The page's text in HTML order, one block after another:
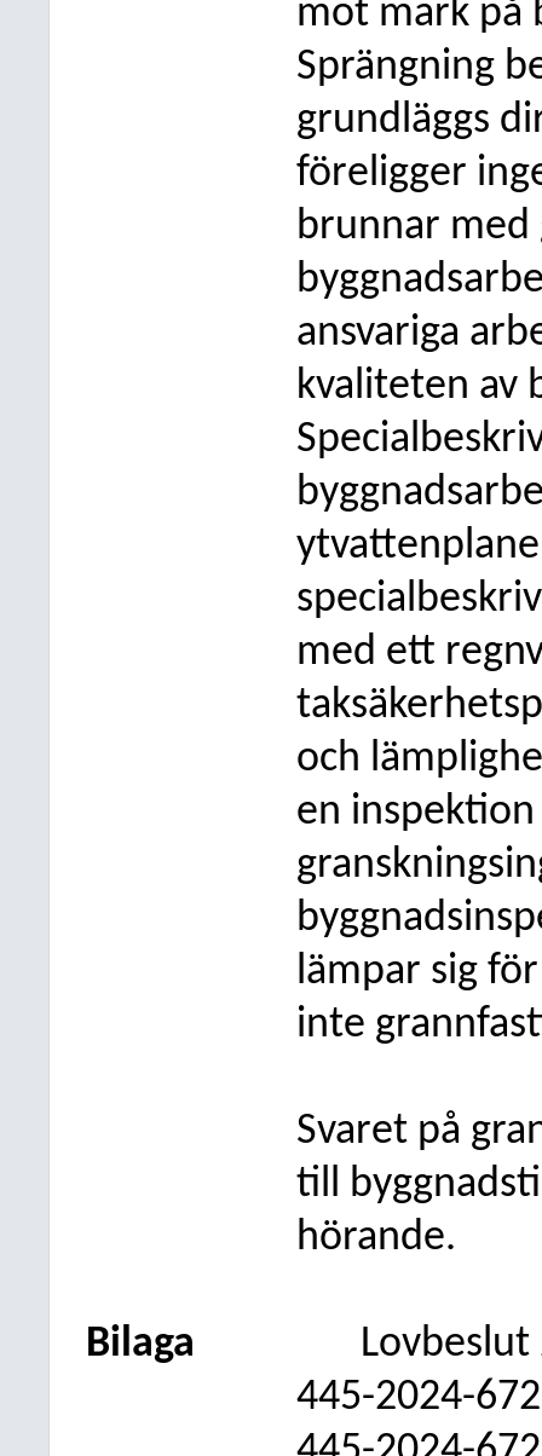
mot mark på
Sprängning
grundläggs
föreligger
brunnar
ansvariga
kvaliteten av
med ett
och
en
lämpar sig
inte
Svaret på
till
hörande.
Bilaga
Lovbeslut
445-2024-